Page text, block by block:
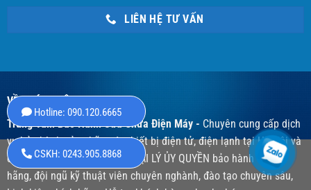
LIÊN HỆ TƯ VẤN
VỀ CHÚNG TÔI
Trung Tâm Bảo Hành Sửa Chữa Điện Máy - Chuyên cung cấp dịch
vụ bảo hành sửa chữa các thiết bị điện tử, điện lạnh tại Hà Nội và
các các tỉnh trên toàn quốc, ĐẠI LÝ ỦY QUYỀN bảo hành chính
hãng, đội ngũ kỹ thuật viên chuyên nghành, đào tạo chuyên sâu,
Hotline: 090.120.6665
CSKH: 0243.905.8868